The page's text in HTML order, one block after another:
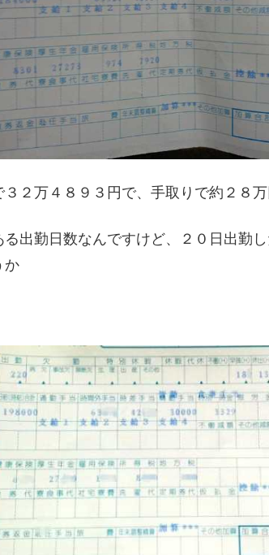
２万４８９３円で、手取りで約２８
出勤日数なんですけど、２０日出勤
か